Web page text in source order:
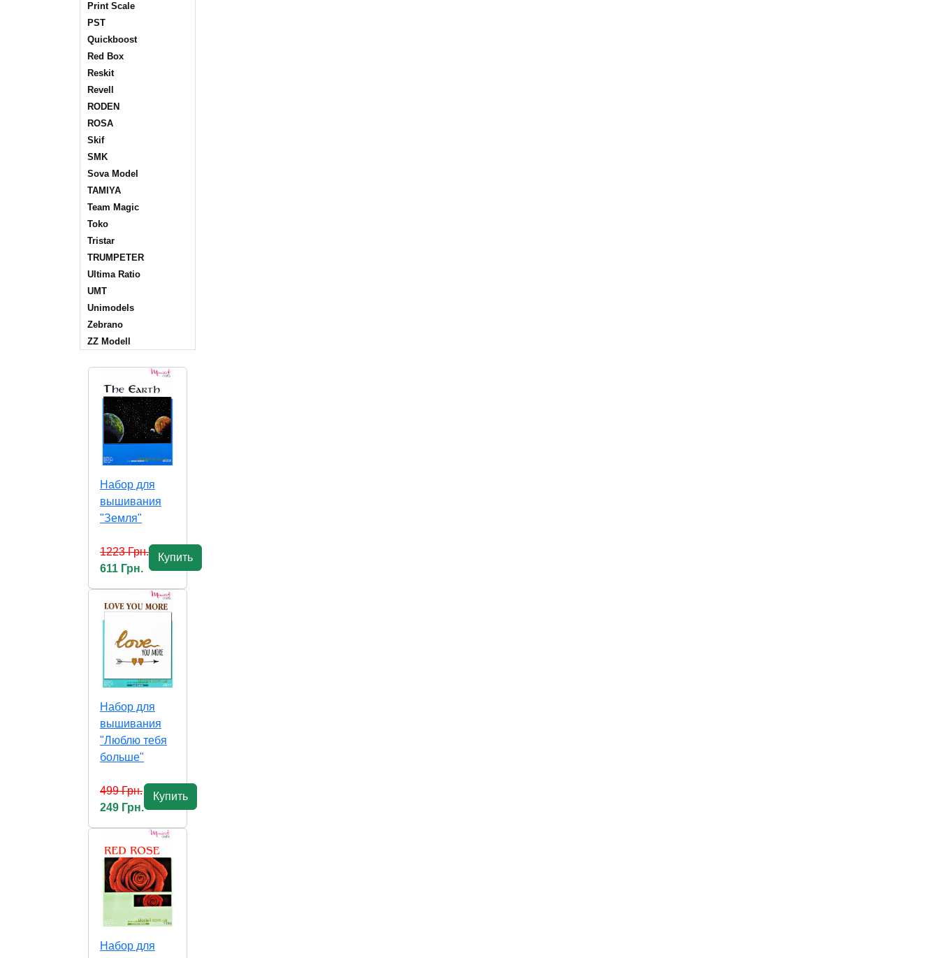
Print Scale
PST
Quickboost
Red Box
Reskit
Revell
RODEN
ROSA
Skif
SMK
Sova Model
TAMIYA
Team Magic
Toko
Tristar
TRUMPETER
Ultima Ratio
UMT
Unimodels
Zebrano
ZZ Modell
Набор для
вышивания
"Земля"
1223 Грн.
611 Грн.
Купить
Набор для
вышивания
"Люблю тебя
больше"
499 Грн.
249 Грн.
Купить
Набор для